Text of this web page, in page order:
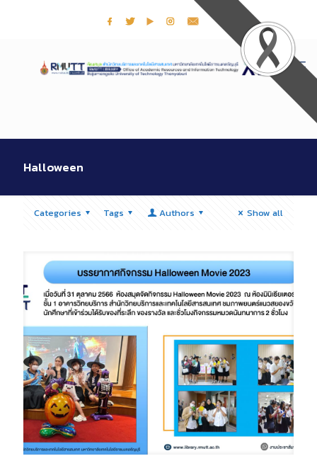
Halloween
Categories Tags Authors Show all